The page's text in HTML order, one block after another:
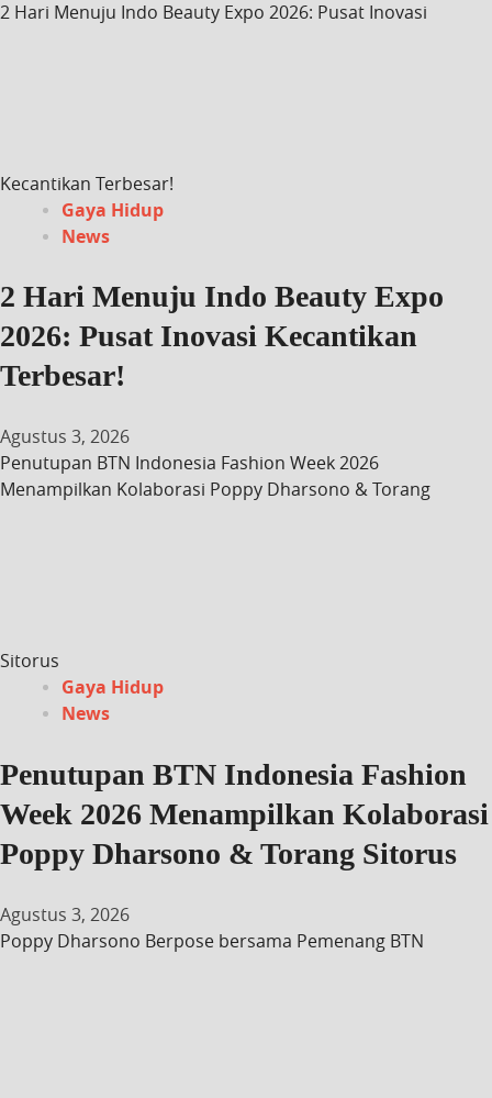
2 Hari Menuju Indo Beauty Expo 2026: Pusat Inovasi
Kecantikan Terbesar!
Gaya Hidup
News
2 Hari Menuju Indo Beauty Expo
2026: Pusat Inovasi Kecantikan
Terbesar!
Agustus 3, 2026
Penutupan BTN Indonesia Fashion Week 2026
Menampilkan Kolaborasi Poppy Dharsono & Torang
Sitorus
Gaya Hidup
News
Penutupan BTN Indonesia Fashion
Week 2026 Menampilkan Kolaborasi
Poppy Dharsono & Torang Sitorus
Agustus 3, 2026
Poppy Dharsono Berpose bersama Pemenang BTN